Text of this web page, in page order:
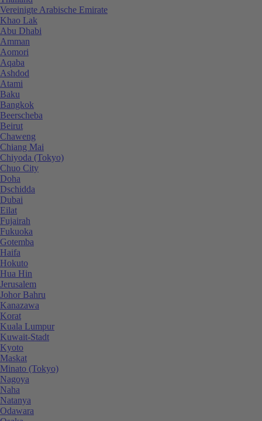
Vereinigte Arabische Emirate
Khao Lak
Abu Dhabi
Amman
Aomori
Aqaba
Ashdod
Atami
Baku
Bangkok
Beerscheba
Beirut
Chaweng
Chiang Mai
Chiyoda (Tokyo)
Chuo City
Doha
Dschidda
Dubai
Eilat
Fujairah
Fukuoka
Gotemba
Haifa
Hokuto
Hua Hin
Jerusalem
Johor Bahru
Kanazawa
Korat
Kuala Lumpur
Kuwait-Stadt
Kyoto
Maskat
Minato (Tokyo)
Nagoya
Naha
Natanya
Odawara